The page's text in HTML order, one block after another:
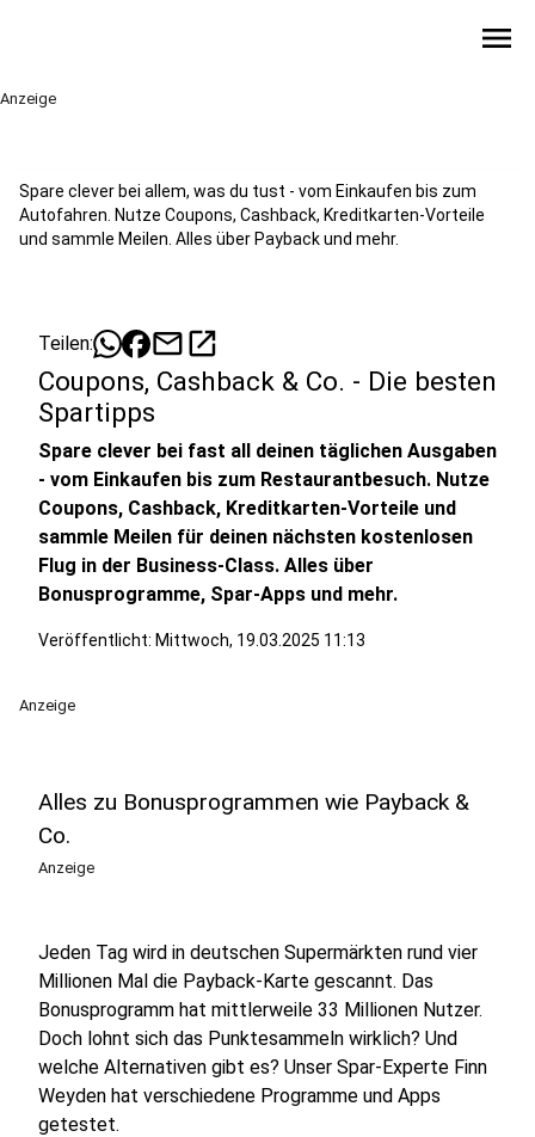
menu
Anzeige
Spare clever bei allem, was du tust - vom Einkaufen bis zum
Autofahren. Nutze Coupons, Cashback, Kreditkarten-Vorteile
und sammle Meilen. Alles über Payback und mehr.
Teilen: mailopen_in_new
Coupons, Cashback & Co. - Die besten
Spartipps
Spare clever bei fast all deinen täglichen Ausgaben
- vom Einkaufen bis zum Restaurantbesuch. Nutze
Coupons, Cashback, Kreditkarten-Vorteile und
sammle Meilen für deinen nächsten kostenlosen
Flug in der Business-Class. Alles über
Bonusprogramme, Spar-Apps und mehr.
Veröffentlicht: Mittwoch, 19.03.2025 11:13
Anzeige
Alles zu Bonusprogrammen wie Payback &
Co.
Anzeige
Jeden Tag wird in deutschen Supermärkten rund vier
Millionen Mal die Payback-Karte gescannt. Das
Bonusprogramm hat mittlerweile 33 Millionen Nutzer.
Doch lohnt sich das Punktesammeln wirklich? Und
welche Alternativen gibt es? Unser Spar-Experte Finn
Weyden hat verschiedene Programme und Apps
getestet.